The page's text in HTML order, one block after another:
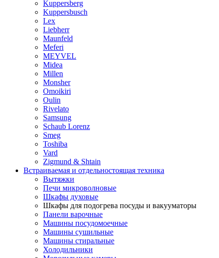
Kuppersberg
Kuppersbusch
Lex
Liebherr
Maunfeld
Meferi
MEYVEL
Midea
Millen
Monsher
Omoikiri
Oulin
Rivelato
Samsung
Schaub Lorenz
Smeg
Toshiba
Vard
Zigmund & Shtain
Встраиваемая и отдельностоящая техника
Вытяжки
Печи микроволновые
Шкафы духовые
Шкафы для подогрева посуды и вакууматоры
Панели варочные
Машины посудомоечные
Машины сушильные
Машины стиральные
Холодильники